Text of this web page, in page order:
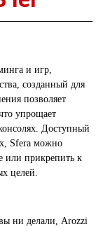
и игр,
созданный для
позволяет
упрощает
Доступный
Sfera можно
или прикрепить к
целей.
ни делали, Arozzi